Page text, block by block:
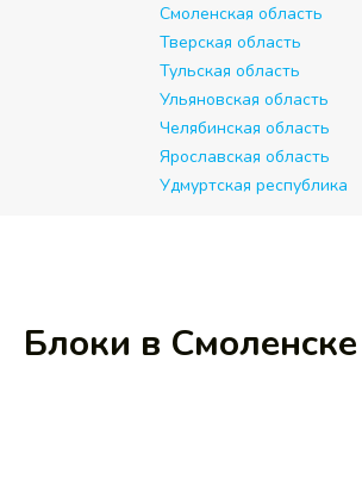
Смоленская область
Тверская область
Тульская область
Ульяновская область
Челябинская область
Ярославская область
Удмуртская республика
Блоки в Смоленске